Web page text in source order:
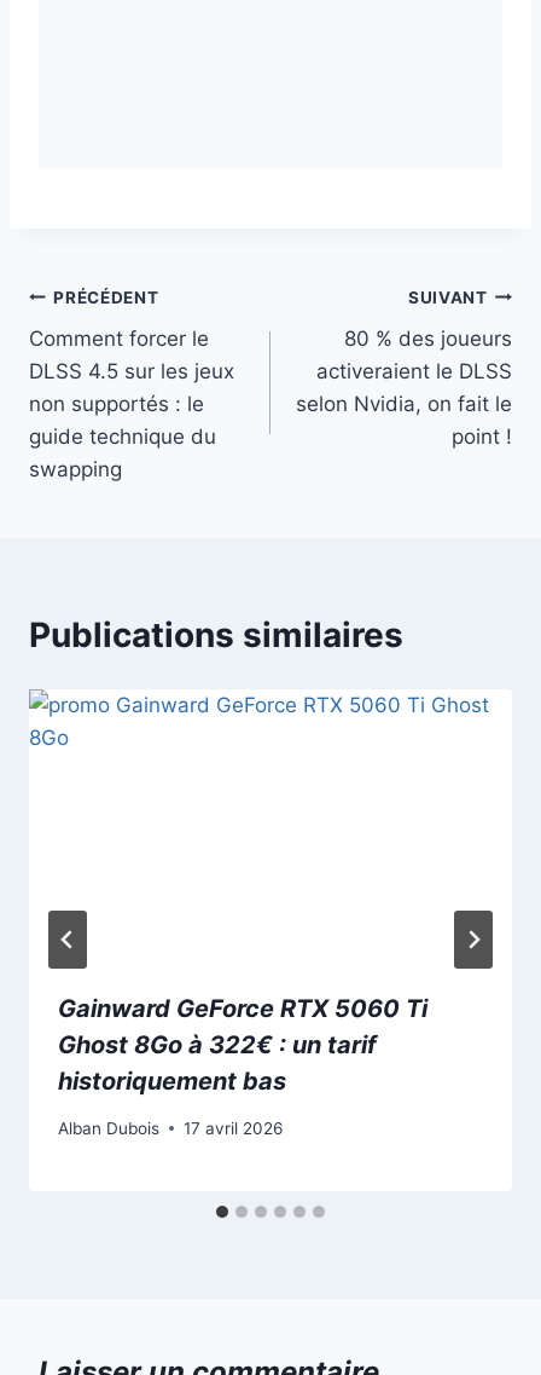
Navigation
de
l’article
PRÉCÉDENT
Comment forcer le
DLSS 4.5 sur les jeux
non supportés : le
guide technique du
swapping
SUIVANT
80 % des joueurs
activeraient le DLSS
selon Nvidia, on fait le
point !
Publications similaires
Gainward GeForce RTX 5060 Ti
Ghost 8Go à 322€ : un tarif
historiquement bas
Alban Dubois 17 avril 2026